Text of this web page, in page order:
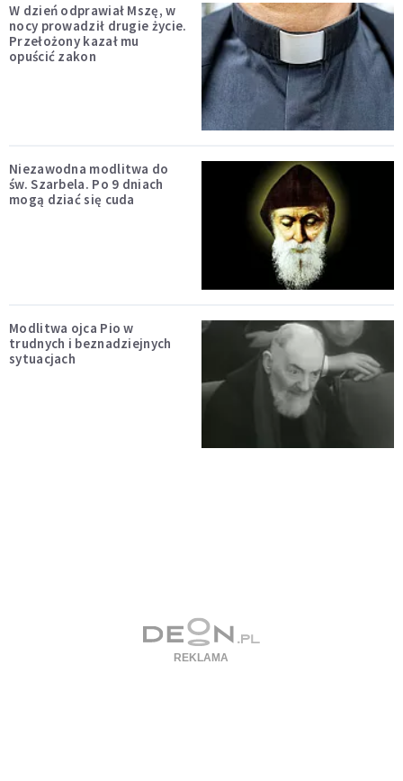
W dzień odprawiał Mszę, w
nocy prowadził drugie życie.
Przełożony kazał mu
opuścić zakon
Niezawodna modlitwa do
św. Szarbela. Po 9 dniach
mogą dziać się cuda
Modlitwa ojca Pio w
trudnych i beznadziejnych
sytuacjach